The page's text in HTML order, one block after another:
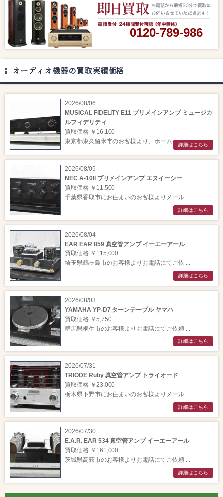
0120-789-986
オーディオ機器の買取実績価格
2026/08/06
MUSICAL FIDELITY E11 プリメインアンプ ミュージカ
ルフィデリティ
買取価格 ￥16,100
東京都東久留米市のお客様より、ホームペー ...詳細はこちら
2026/08/05
NEC A-10II プリメインアンプ エヌイーシー
買取価格 ￥11,500
千葉県香取市にお住まいのお客様よりメール ...
詳細はこちら
2026/08/04
EAR EAR 859 真空管アンプ イーエーアール
買取価格 ￥115,000
埼玉県鶴ヶ島市のお客様よりお電話にてご依 ...
詳細はこちら
2026/08/03
YAMAHA YP-D7 ターンテーブル ヤマハ
買取価格 ￥5,750
群馬県桐生市のお客様よりお電話にてご依頼 ...
詳細はこちら
2026/07/31
TRIODE Ruby 真空管アンプ トライオード
買取価格 ￥23,000
栃木県下野市にお住まいのお客様よりメール ...
詳細はこちら
2026/07/30
E.A.R. EAR 534 真空管アンプ イーエーアール
買取価格 ￥161,000
茨城県高萩市のお客様よりお電話にてご依頼 ...
詳細はこちら